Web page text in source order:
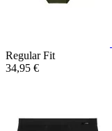
Regular Fit
34,95 €